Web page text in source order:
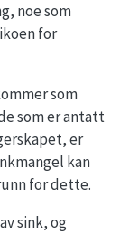
noe som
for
som
som er antatt
er
kan
for dette.
sink, og